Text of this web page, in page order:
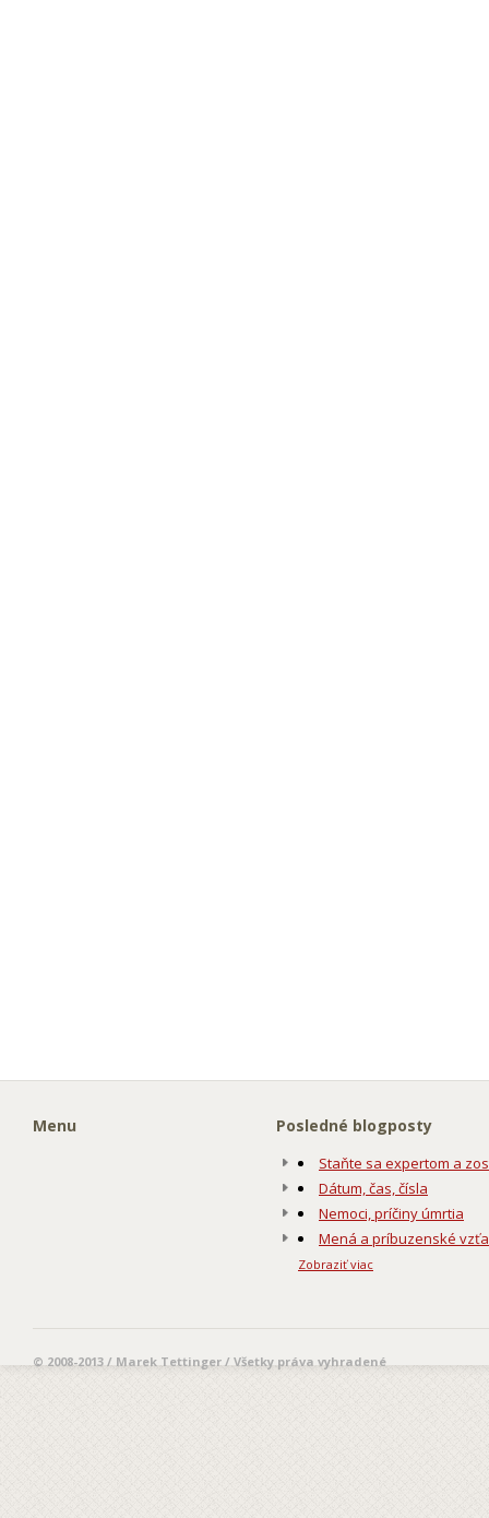
Menu Posledné blogposty
Staňte sa expertom a
Dátum, čas, čísla
Nemoci, príčiny úmrtia
Mená a príbuzenské
Zobraziť viac
© 2008-2013 / Marek Tettinger / Všetky práva vyhradené